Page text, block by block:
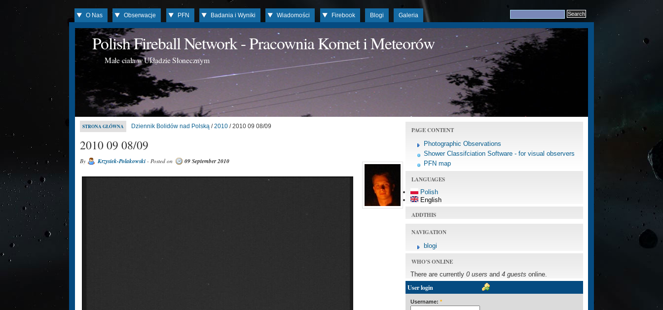
O Nas Obserwacje PFN Badania i Wyniki Wiadomości Firebook Blogi Galeria
Polish Fireball Network - Pracownia Komet i Meteorów
Małe ciała w Układzie Słonecznym
STRONA GŁÓWNA Dziennik Bolidów nad Polską /2010 / 2010 09 08/09
2010 09 08/09
By Krzysiek-Polakowski - Posted on 09 September 2010
PAGE CONTENT
Photographic Observations
Shower Classifciation Software - for visual observers
PFN map
LANGUAGES
Polish
English
ADDTHIS
NAVIGATION
blogi
WHO'S ONLINE
There are currently 0 users and 4 guests online.
User login
Username: *